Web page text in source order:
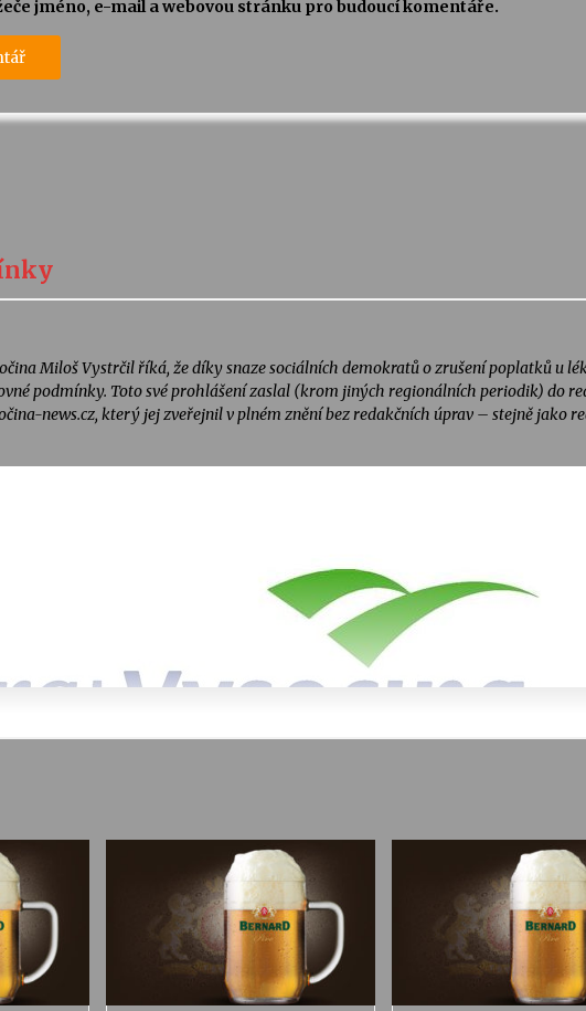
jméno, e-mail a webovou stránku pro budoucí komentáře.
Miloš Vystrčil říká, že díky snaze sociálních demokratů o zrušení poplatků u
podmínky. Toto své prohlášení zaslal (krom jiných regionálních periodik) do
news.cz, který jej zveřejnil v plném znění bez redakčních úprav – stejně jako